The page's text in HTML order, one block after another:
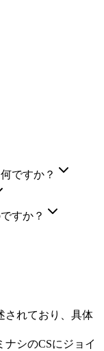
ですか？
すか？
されており、具体
シのCSにジョイ